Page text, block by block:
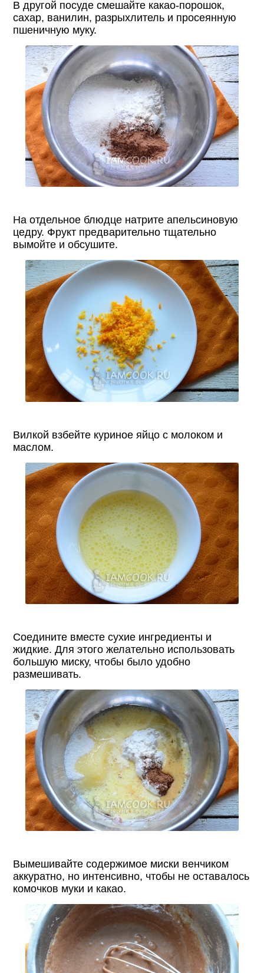
В другой посуде смешайте какао-порошок,
сахар, ванилин, разрыхлитель и просеянную
пшеничную муку.
На отдельное блюдце натрите апельсиновую
цедру. Фрукт предварительно тщательно
вымойте и обсушите.
Вилкой взбейте куриное яйцо с молоком и
маслом.
Соедините вместе сухие ингредиенты и
жидкие. Для этого желательно использовать
большую миску, чтобы было удобно
размешивать.
Вымешивайте содержимое миски венчиком
аккуратно, но интенсивно, чтобы не оставалось
комочков муки и какао.